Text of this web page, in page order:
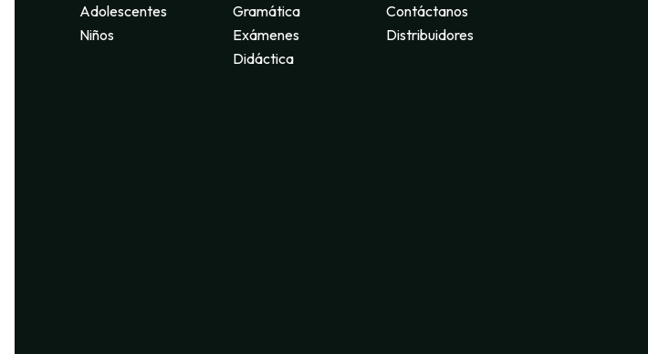
Adolescentes
Niños
Gramática
Exámenes
Didáctica
Contáctanos
Distribuidores